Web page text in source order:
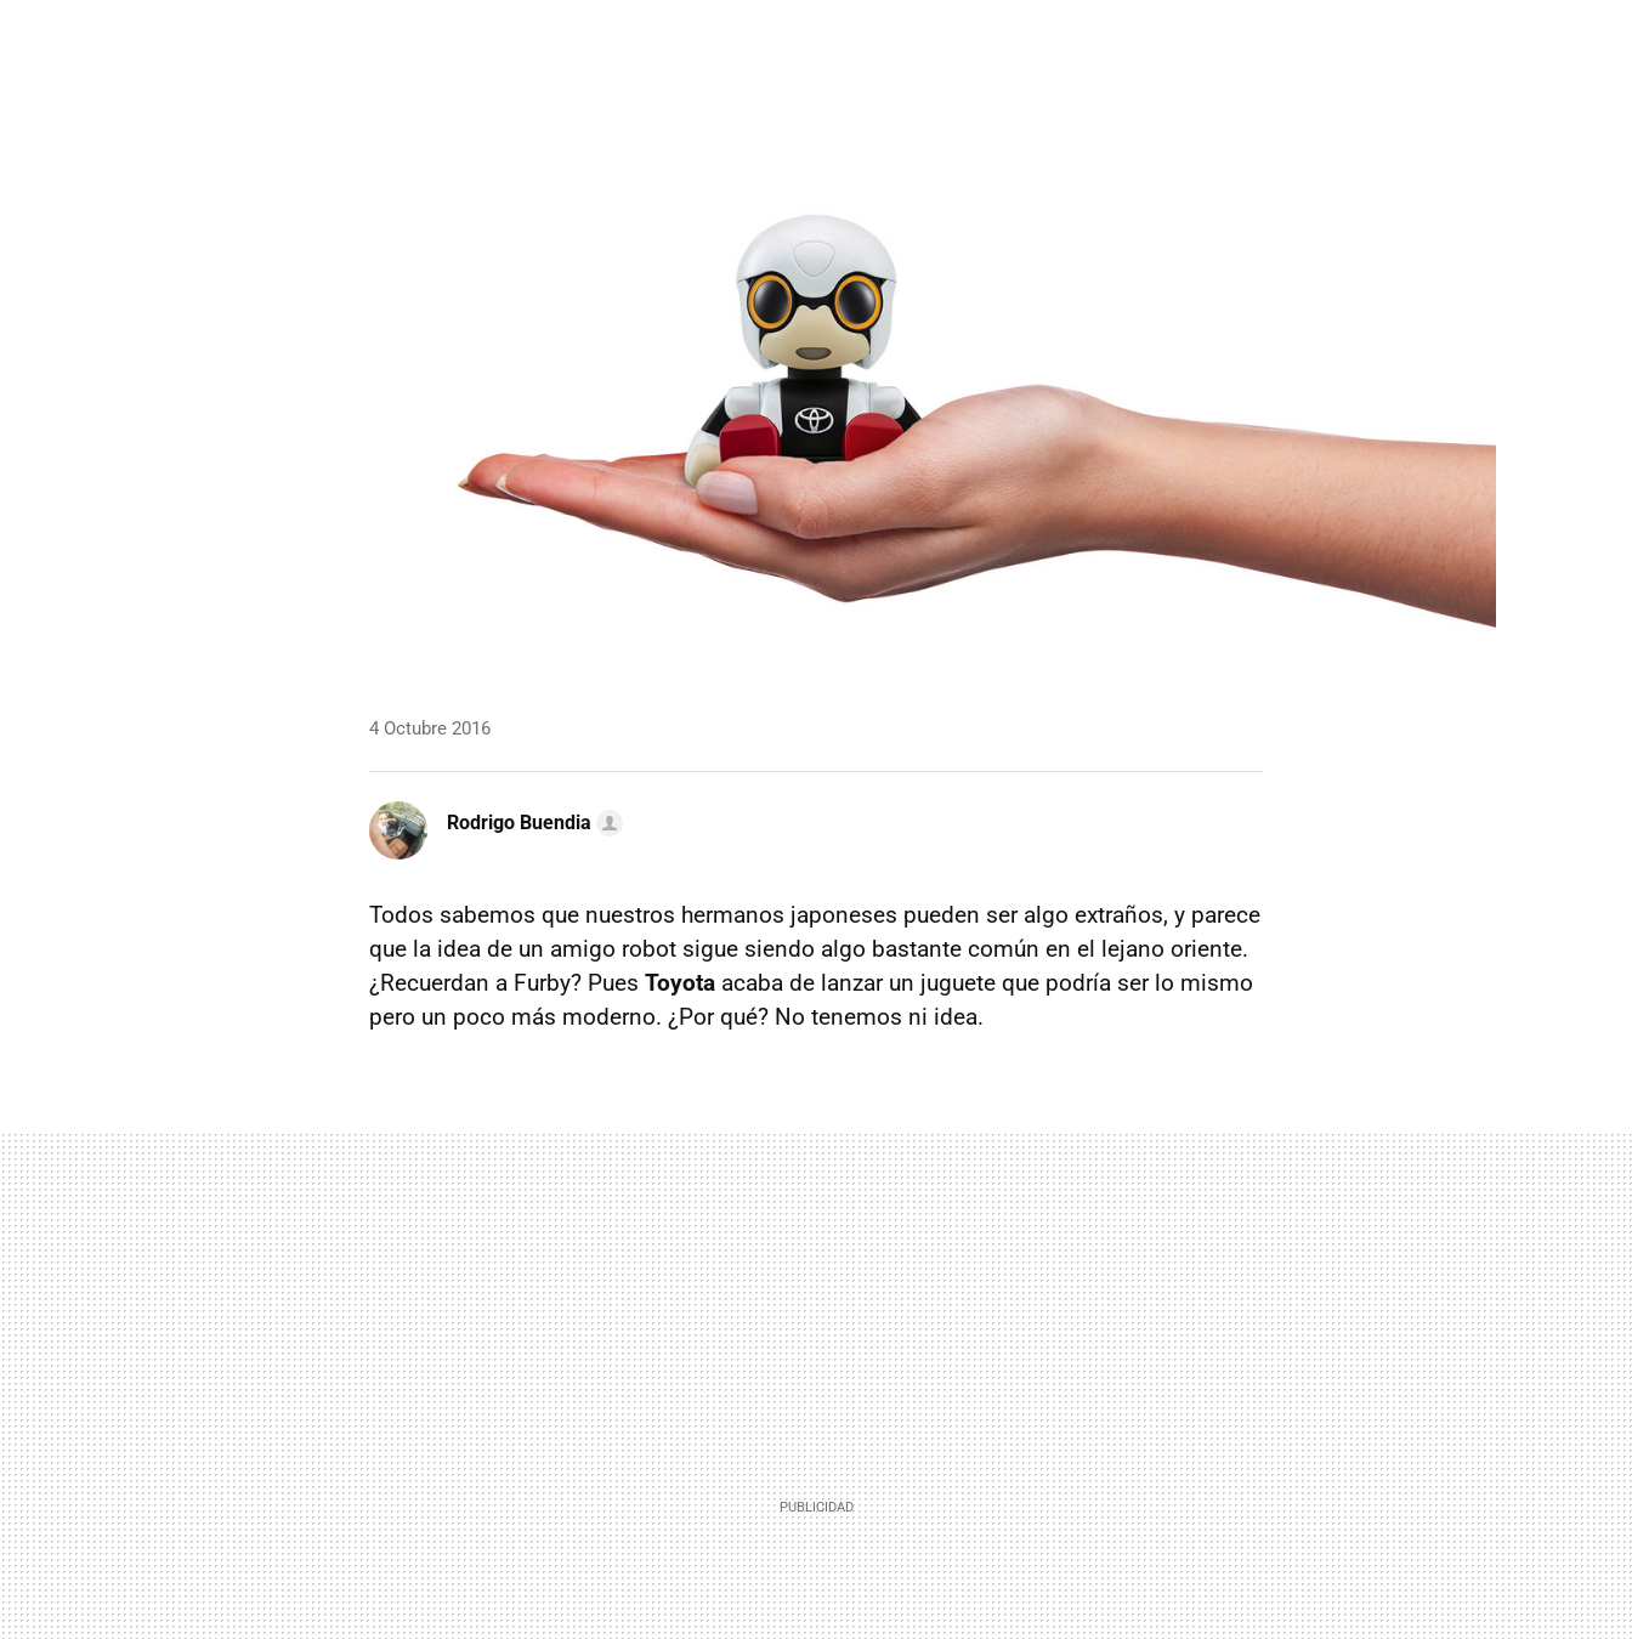
4 Octubre 2016
Rodrigo Buendia
Todos sabemos que nuestros hermanos japoneses pueden ser algo extraños, y parece
que la idea de un amigo robot sigue siendo algo bastante común en el lejano oriente.
¿Recuerdan a Furby? Pues Toyota acaba de lanzar un juguete que podría ser lo mismo
pero un poco más moderno. ¿Por qué? No tenemos ni idea.